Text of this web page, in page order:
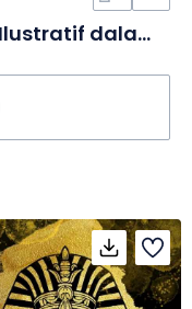
Latar Belakang Mesir Kuno Ilustratif dalam Slide